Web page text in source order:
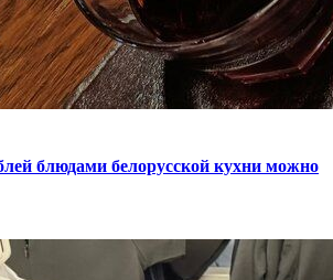
блюдами белорусской кухни можно